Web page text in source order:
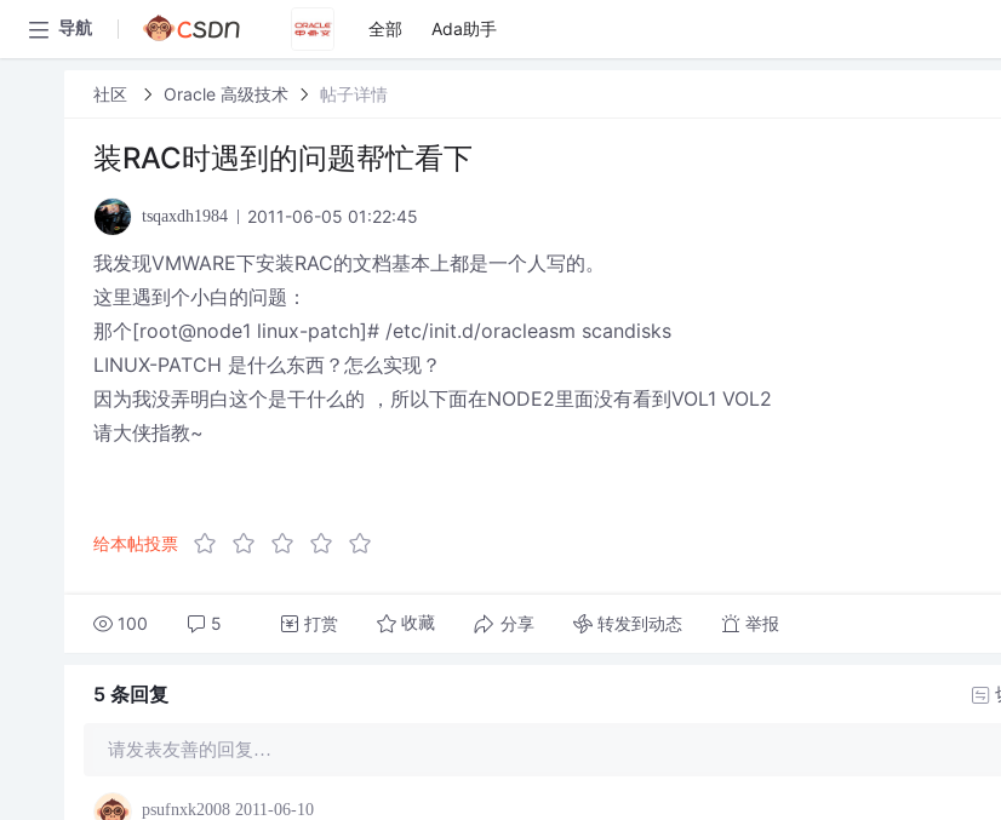
导航 全部 Ada助手
社区 Oracle 高级技术 帖子详情
装RAC时遇到的问题帮忙看下
tsqaxdh1984 2011-06-05 01:22:45
我发现VMWARE下安装RAC的文档基本上都是一个人写的。
这里遇到个小白的问题：
那个[root@node1 linux-patch]# /etc/init.d/oracleasm scandisks
LINUX-PATCH 是什么东西？怎么实现？
因为我没弄明白这个是干什么的 ，所以下面在NODE2里面没有看到VOL1 VOL2
请大侠指教~
给本帖投票
100 5 打赏 收藏 分享 转发到动态 举报
5 条回复
请发表友善的回复…
psufnxk2008 2011-06-10